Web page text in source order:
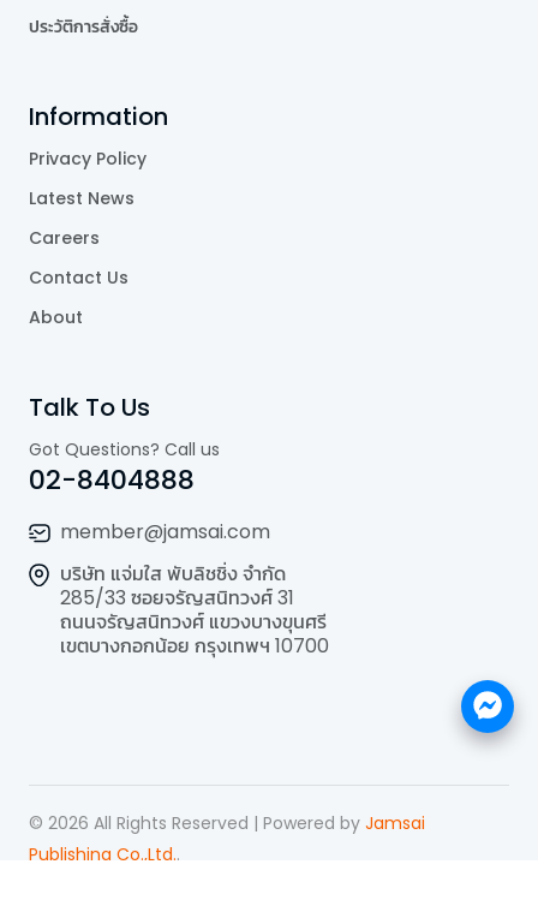
ประวัติการสั่งซื้อ
Information
Privacy Policy
Latest News
Careers
Contact Us
About
Talk To Us
Got Questions? Call us
02-8404888
member@jamsai.com
บริษัท แจ่มใส พับลิชชิ่ง จำกัด
285/33 ซอยจรัญสนิทวงศ์ 31
ถนนจรัญสนิทวงศ์ แขวงบางขุนศรี
เขตบางกอกน้อย กรุงเทพฯ 10700
© 2026 All Rights Reserved | Powered by Jamsai
Publishing Co.,Ltd..